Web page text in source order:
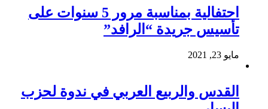
احتفالية بمناسبة مرور 5 سنوات على
تأسيس جريدة “الرافد”
مايو 23, 2021
القدس والربيع العربي في ندوة لحزب